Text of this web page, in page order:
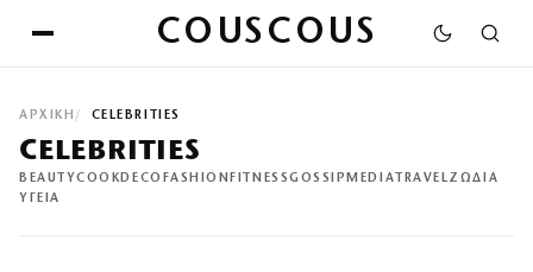
COUSCOUS
ΑΡΧΙΚΉ CELEBRITIES
CELEBRITIES
BEAUTYCOOKDECO FASHION FITNESSGOSSIP MEDIA TRAVELΖΩΔΙΑ
ΥΓΕΙΑ